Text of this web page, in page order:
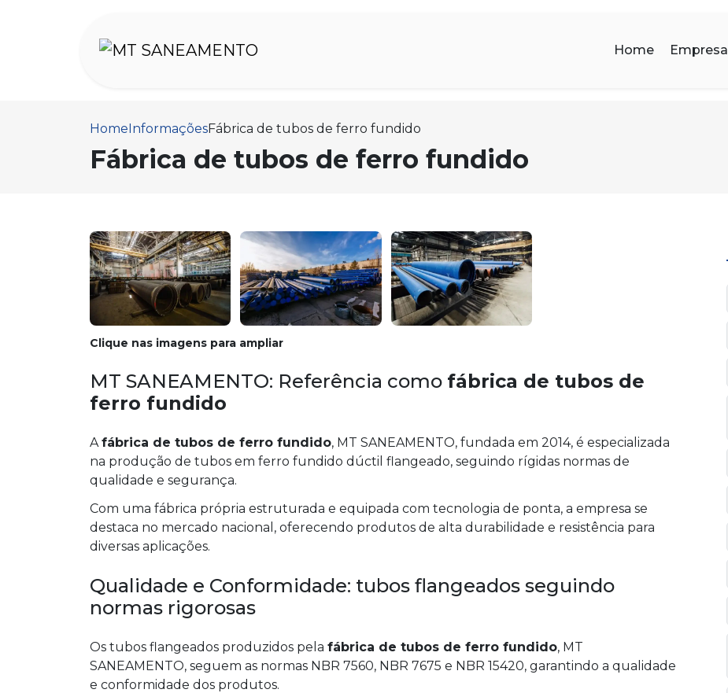
Home Empresa
HomeInformaçõesFábrica de tubos de ferro fundido
Fábrica de tubos de ferro fundido
Clique nas imagens para ampliar
MT SANEAMENTO: Referência como fábrica de tubos de
ferro fundido
A fábrica de tubos de ferro fundido, MT SANEAMENTO, fundada em 2014, é especializada
na produção de tubos em ferro fundido dúctil flangeado, seguindo rígidas normas de
qualidade e segurança.
Com uma fábrica própria estruturada e equipada com tecnologia de ponta, a empresa se
destaca no mercado nacional, oferecendo produtos de alta durabilidade e resistência para
diversas aplicações.
Qualidade e Conformidade: tubos flangeados seguindo
normas rigorosas
Os tubos flangeados produzidos pela fábrica de tubos de ferro fundido, MT
SANEAMENTO, seguem as normas NBR 7560, NBR 7675 e NBR 15420, garantindo a qualidade
e conformidade dos produtos.